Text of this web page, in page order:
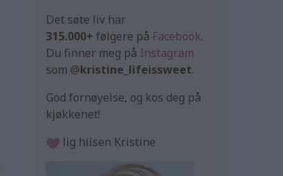
Det søte liv har
315.000+ følgere på Facebook.
Du finner meg på Instagram
som @kristine_lifeissweet.
God fornøyelse, og kos deg på
kjøkkenet!
lig hilsen Kristine